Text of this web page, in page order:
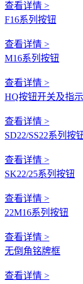
查看详情 >
F16系列按钮
查看详情 >
M16系列按钮
查看详情 >
HQ按钮开关及指
查看详情 >
SD22/SS22系列按
查看详情 >
SK22/25系列按钮
查看详情 >
22M16系列按钮
查看详情 >
无倒角铭牌框
查看详情 >